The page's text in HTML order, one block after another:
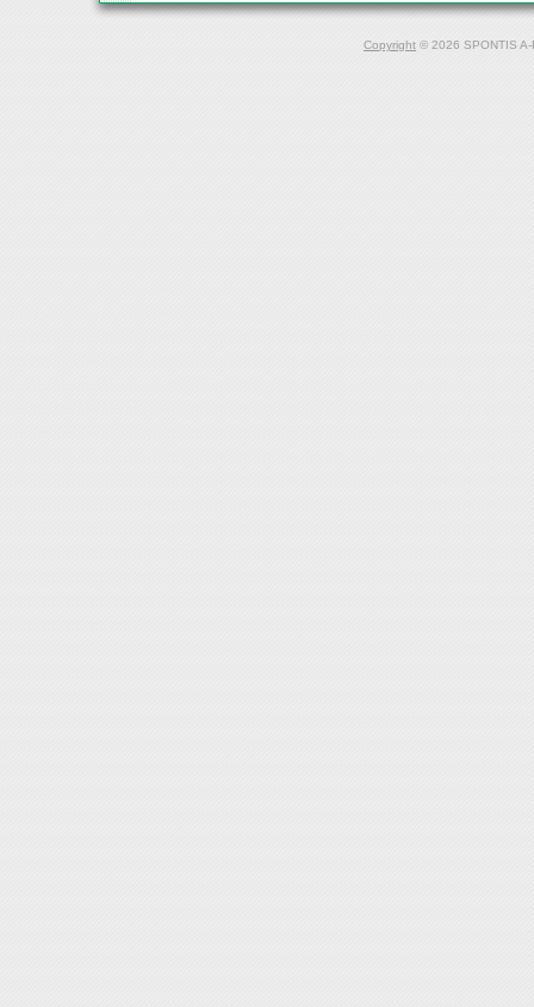
Copyright © 2026 SPONTIS